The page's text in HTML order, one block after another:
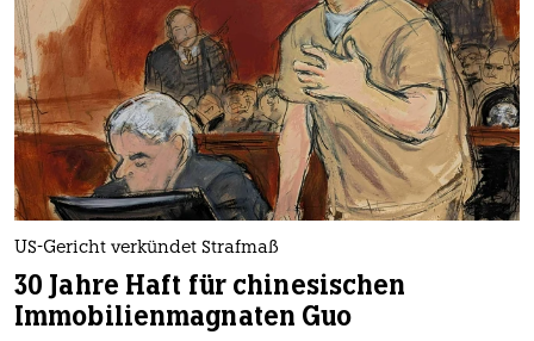
US-Gericht verkündet Strafmaß
30 Jahre Haft für chinesischen
Immobilienmagnaten Guo